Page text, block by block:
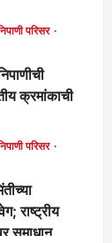
90 परिसर
क्रमांकाची
103परिसर
राष्ट्रीय
समाधान,